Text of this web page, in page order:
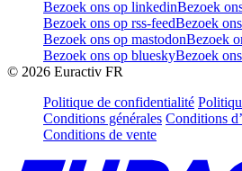
Bezoek ons op linkedinBezoek
Bezoek ons op rss-feedBezoek
Bezoek ons op mastodonBezoek
Bezoek ons op blueskyBezoek
© 2026 Euractiv FR
Politique de confidentialité
Conditions générales Conditions
Conditions de vente